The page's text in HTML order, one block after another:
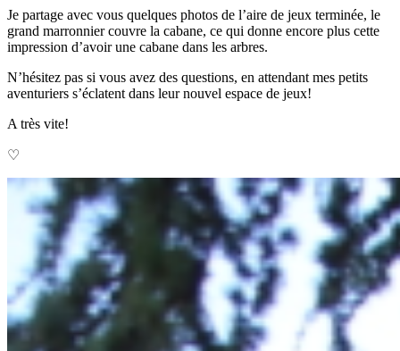
Je partage avec vous quelques photos de l’aire de jeux terminée, le
grand marronnier couvre la cabane, ce qui donne encore plus cette
impression d’avoir une cabane dans les arbres.
N’hésitez pas si vous avez des questions, en attendant mes petits
aventuriers s’éclatent dans leur nouvel espace de jeux!
A très vite!
♡